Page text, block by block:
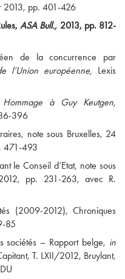
2013, pp. 401-426
ASA Bull., 2013, pp. 812-
de la concurrence par
l’Union européenne, Lexis
Hommage à Guy Keutgen,
396
note sous Bruxelles, 24
471-493
le Conseil d’Etat, note sous
pp. 231-263, avec R.
(2009-2012), Chroniques
85
sociétés – Rapport belge, in
T. LXII/2012, Bruylant,